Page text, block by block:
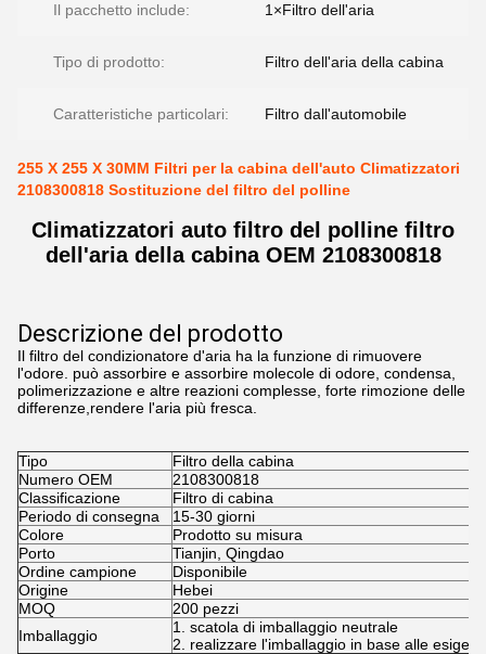
Il pacchetto include: 1×Filtro dell'aria
Tipo di prodotto: Filtro dell'aria della cabina
Caratteristiche particolari: Filtro dall'automobile
255 X 255 X 30MM Filtri per la cabina dell'auto Climatizzatori
2108300818 Sostituzione del filtro del polline
Climatizzatori auto filtro del polline filtro
dell'aria della cabina OEM 2108300818
Descrizione del prodotto
Il filtro del condizionatore d'aria ha la funzione di rimuovere
l'odore. può assorbire e assorbire molecole di odore, condensa,
polimerizzazione e altre reazioni complesse, forte rimozione delle
differenze,rendere l'aria più fresca.
Tipo
Filtro della cabina
Numero OEM
2108300818
Classificazione
Filtro di cabina
Periodo di consegna
15-30 giorni
Colore
Prodotto su misura
Porto
Tianjin, Qingdao
Ordine campione
Disponibile
Origine
Hebei
MOQ
200 pezzi
Imballaggio
1. scatola di imballaggio neutrale
2. realizzare l'imballaggio in base alle